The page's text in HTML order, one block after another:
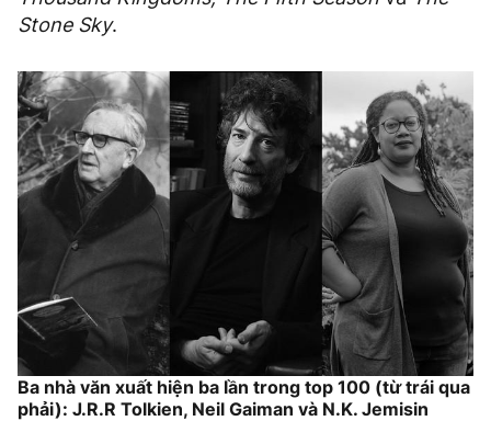
Stone Sky.
Ba nhà văn xuất hiện ba lần trong top 100 (từ trái qua
phải): J.R.R Tolkien, Neil Gaiman và N.K. Jemisin